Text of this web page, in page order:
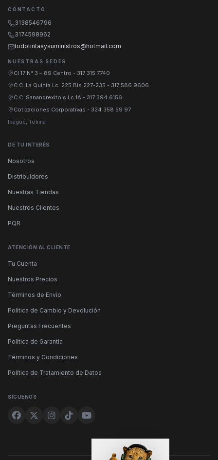
CONTACTO
3138546796
3174598962
todotintasysuministros@hotmail.com
NUESTRAS SEDES
Cl 17 N° 3 – 89 Centro - 317 315 7740
C.C. La Quinta Lc. 225 Bis 227-235 - 317 586 9606
C.C. Sanandrexito's Lc 1A - 317 394 6156
Cotizaciones Corporativas - 324 358 59 97
Ibagué, Tolima
DE TU INTERÉS
Nosotros
Distribuidores
Nuestras Tiendas
Nuestros Clientes
PQR
ATENCIÓN AL CLIENTE
Tu Cuenta
Nuestros Precios
Términos de Envío
Política de Cambio y Devolución
Preguntas Frecuentes
Política de Garantía
Términos y Condiciones
Política de Tratamiento de Datos
SÍGUENOS